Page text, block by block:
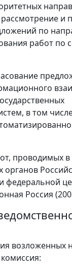
и
по
работ по
в том
проводимых в
органов
федеральной
Россия
возложенных